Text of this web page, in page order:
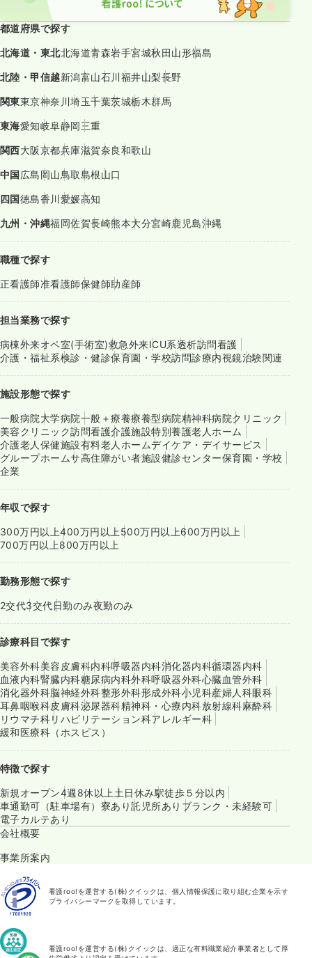
都道府県で探す
北海道・東北北海道青森岩手宮城秋田山形福島
北陸・甲信越新潟富山石川福井山梨長野
関東東京神奈川埼玉千葉茨城栃木群馬
東海愛知岐阜静岡三重
関西大阪京都兵庫滋賀奈良和歌山
中国広島岡山鳥取島根山口
四国徳島香川愛媛高知
九州・沖縄福岡佐賀長崎熊本大分宮崎鹿児島沖縄
職種で探す
正看護師准看護師保健師助産師
担当業務で探す
病棟外来オペ室(手術室)救急外来ICU系透析訪問看護
介護・福祉系検診・健診保育園・学校訪問診療内視鏡治験関連
施設形態で探す
一般病院大学病院一般＋療養療養型病院精神科病院クリニック
美容クリニック訪問看護介護施設特別養護老人ホーム
介護老人保健施設有料老人ホームデイケア・デイサービス
グループホームサ高住障がい者施設健診センター保育園・学校
企業
年収で探す
300万円以上400万円以上 500万円以上600万円以上
700万円以上800万円以上
勤務形態で探す
2交代3交代日勤のみ夜勤のみ
診療科目で探す
美容外科美容皮膚科内科呼吸器内科消化器内科循環器内科
血液内科腎臓内科糖尿病内科外科呼吸器外科心臓血管外科
消化器外科脳神経外科整形外科形成外科小児科産婦人科眼科
耳鼻咽喉科皮膚科泌尿器科精神科・心療内科放射線科麻酔科
リウマチ科リハビリテーション科アレルギー科
緩和医療科（ホスピス）
特徴で探す
新規オープン4週8休以上 土日休み駅徒歩５分以内
車通勤可（駐車場有） 寮あり託児所あり ブランク・未経験可
電子カルテあり
会社概要
事業所案内
看護roo!を運営する(株)クイックは、個人情報保護に取り組む企業を示す
プライバシーマークを取得しています。
看護roo!を運営する(株)クイックは、適正な有料職業紹介事業者として厚